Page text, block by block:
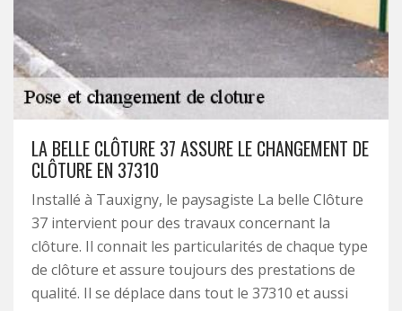
LA BELLE CLÔTURE 37 ASSURE LE CHANGEMENT DE
CLÔTURE EN 37310
Installé à Tauxigny, le paysagiste La belle Clôture
37 intervient pour des travaux concernant la
clôture. Il connait les particularités de chaque type
de clôture et assure toujours des prestations de
qualité. Il se déplace dans tout le 37310 et aussi